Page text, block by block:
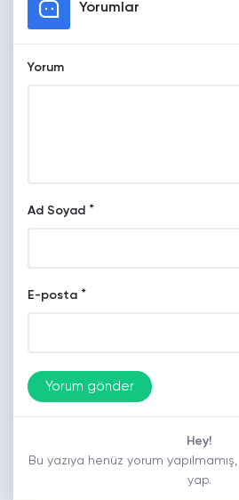
Yorumlar
Yorum
Ad Soyad *
E-posta *
Hey!
Bu yazıya henüz yorum
yap.